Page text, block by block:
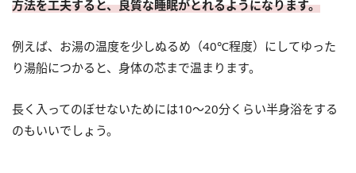
方法を工夫すると、良質な睡眠がとれるようになります。
例えば、お湯の温度を少しぬるめ（40℃程度）にしてゆった
り湯船につかると、身体の芯まで温まります。
長く入ってのぼせないためには10～20分くらい半身浴をする
のもいいでしょう。